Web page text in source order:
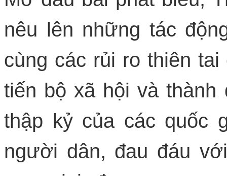
nêu lên những tác
cùng các rủi ro thiên tai
tiến bộ xã hội và thành
thập kỷ của các quốc
người dân, đau đáu